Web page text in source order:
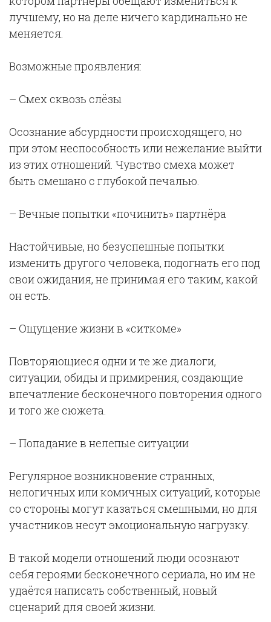
лучшему, но на деле ничего кардинально не
меняется.
Возможные проявления:
– Смех сквозь слёзы
Осознание абсурдности происходящего, но
при этом неспособность или нежелание выйти
из этих отношений. Чувство смеха может
быть смешано с глубокой печалью.
– Вечные попытки «починить» партнёра
Настойчивые, но безуспешные попытки
изменить другого человека, подогнать его под
свои ожидания, не принимая его таким, какой
он есть.
– Ощущение жизни в «ситкоме»
Повторяющиеся одни и те же диалоги,
ситуации, обиды и примирения, создающие
впечатление бесконечного повторения одного
и того же сюжета.
– Попадание в нелепые ситуации
Регулярное возникновение странных,
нелогичных или комичных ситуаций, которые
со стороны могут казаться смешными, но для
участников несут эмоциональную нагрузку.
В такой модели отношений люди осознают
себя героями бесконечного сериала, но им не
удаётся написать собственный, новый
сценарий для своей жизни.